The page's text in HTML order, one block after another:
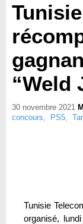
“Weld
30 novembre 2021
concours, PS5,
Tunisie
organisé,